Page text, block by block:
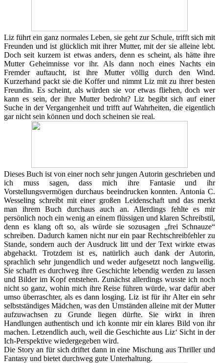
Liz führt ein ganz normales Leben, sie geht zur Schule, trifft sich mit
Freunden und ist glücklich mit ihrer Mutter, mit der sie alleine lebt.
Doch seit kurzem ist etwas anders, denn es scheint, als hätte ihre
Mutter Geheimnisse vor ihr. Als dann noch eines Nachts ein
Fremder auftaucht, ist ihre Mutter völlig durch den Wind.
Kurzerhand packt sie die Koffer und nimmt Liz mit zu ihrer besten
Freundin. Es scheint, als würden sie vor etwas fliehen, doch wer
kann es sein, der ihre Mutter bedroht? Liz begibt sich auf einer
Suche in der Vergangenheit und trifft auf Wahrheiten, die eigentlich
gar nicht sein können und doch scheinen sie real.
Dieses Buch ist von einer noch sehr jungen Autorin geschrieben und
ich muss sagen, dass mich ihre Fantasie und ihr
Vorstellungsvermögen durchaus beeindrucken konnten. Antonia C.
Wesseling schreibt mit einer großen Leidenschaft und das merkt
man ihrem Buch durchaus auch an. Allerdings fehlte es mir
persönlich noch ein wenig an einem flüssigen und klaren Schreibstil,
denn es klang oft so, als würde sie sozusagen „frei Schnauze“
schreiben. Dadurch kamen nicht nur ein paar Rechtschreibfehler zu
Stande, sondern auch der Ausdruck litt und der Text wirkte etwas
abgehackt. Trotzdem ist es, natürlich auch dank der Autorin,
sprachlich sehr jungendlich und weder aufgesetzt noch langweilig.
Sie schafft es durchweg ihre Geschichte lebendig werden zu lassen
und Bilder im Kopf entstehen. Zunächst allerdings wusste ich noch
nicht so ganz, wohin mich ihre Reise führen würde, war dafür aber
umso überraschter, als es dann losging. Liz ist für ihr Alter ein sehr
selbstständiges Mädchen, was den Umständen alleine mit der Mutter
aufzuwachsen zu Grunde liegen dürfte. Sie wirkt in ihren
Handlungen authentisch und ich konnte mir ein klares Bild von ihr
machen. Letzendlich auch, weil die Geschichte aus Liz‘ Sicht in der
Ich-Perspektive wiedergegeben wird.
Die Story an für sich driftet dann in eine Mischung aus Thriller und
Fantasy und bietet durchweg gute Unterhaltung.